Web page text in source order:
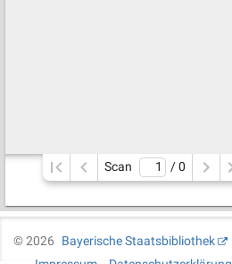
Scan / 0
©2026
Bayerische Staatsbibliothek